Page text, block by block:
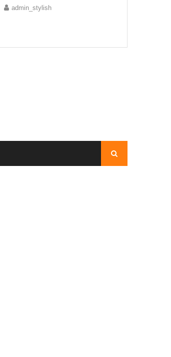
admin_stylish